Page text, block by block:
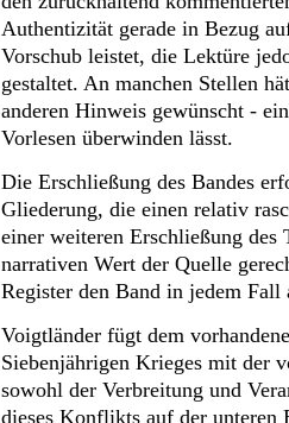
Authentizität gerade in Bezug
Vorschub leistet, die Lektüre
gestaltet. An manchen Stellen
anderen Hinweis gewünscht -
Vorlesen überwinden lässt.
Die Erschließung des Bandes
Gliederung, die einen relativ
einer weiteren Erschließung des
narrativen Wert der Quelle
Register den Band in jedem Fall
Voigtländer fügt dem
Siebenjährigen Krieges mit der
sowohl der Verbreitung und
dieses Konflikts auf der unteren